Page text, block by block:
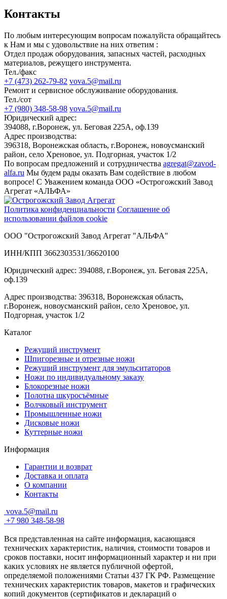
Контакты
По любым интересующим вопросам пожалуйста обращайтесь
к Нам и мы с удовольствие на них ответим :
Отдел продаж оборудования, запасных частей, расходных
материалов, режущего инструмента.
Тел./факс
+7 (473) 262-79-82 vova.5@mail.ru
Ремонт и сервисное обслуживание оборудования.
Тел./сот
+7 (980) 348-58-98 vova.5@mail.ru
Юридический адрес:
394088, г.Воронеж, ул. Беговая 225А, оф.139
Адрес производства:
396318, Воронежская область, г.Воронеж, новоусманский
район, село Хреновое, ул. Подгорная, участок 1/2
По вопросам предложений и сотрудничества agregat@zavod-
alfa.ru Мы будем рады оказать Вам содействие в любом
вопросе! С Уважением команда ООО «Острогожский Завод
Агрегат «АЛЬФА»
Политика конфиденциальности Соглашение об
использовании файлов cookie
ООО "Острогожский Завод Агрегат "АЛЬФА"
ИНН/КПП 3662303531/36620100
Юридический адрес: 394088, г.Воронеж, ул. Беговая 225А,
оф.139
Адрес производства: 396318, Воронежская область,
г.Воронеж, новоусманский район, село Хреновое, ул.
Подгорная, участок 1/2
Каталог
Режущий инструмент
Шпигорезные и отрезные ножи
Режущий инструмент для эмульситаторов
Ножи по индивидуальному заказу
Блокорезные ножи
Полотна шкуросъёмные
Волчковый инструмент
Промышленные ножи
Дисковые ножи
Куттерные ножи
Информация
Гарантии и возврат
Доставка и оплата
О компании
Контакты
vova.5@mail.ru
+7 980 348-58-98
Вся представленная на сайте информация, касающаяся
технических характеристик, наличия, стоимости товаров и
сроков поставки, носит информационный характер и ни при
каких условиях не является публичной офертой,
определяемой положениями Статьи 437 ГК РФ. Размещение
технических характеристик товаров, макетов и графических
копий документов (сертификатов и деклараций о